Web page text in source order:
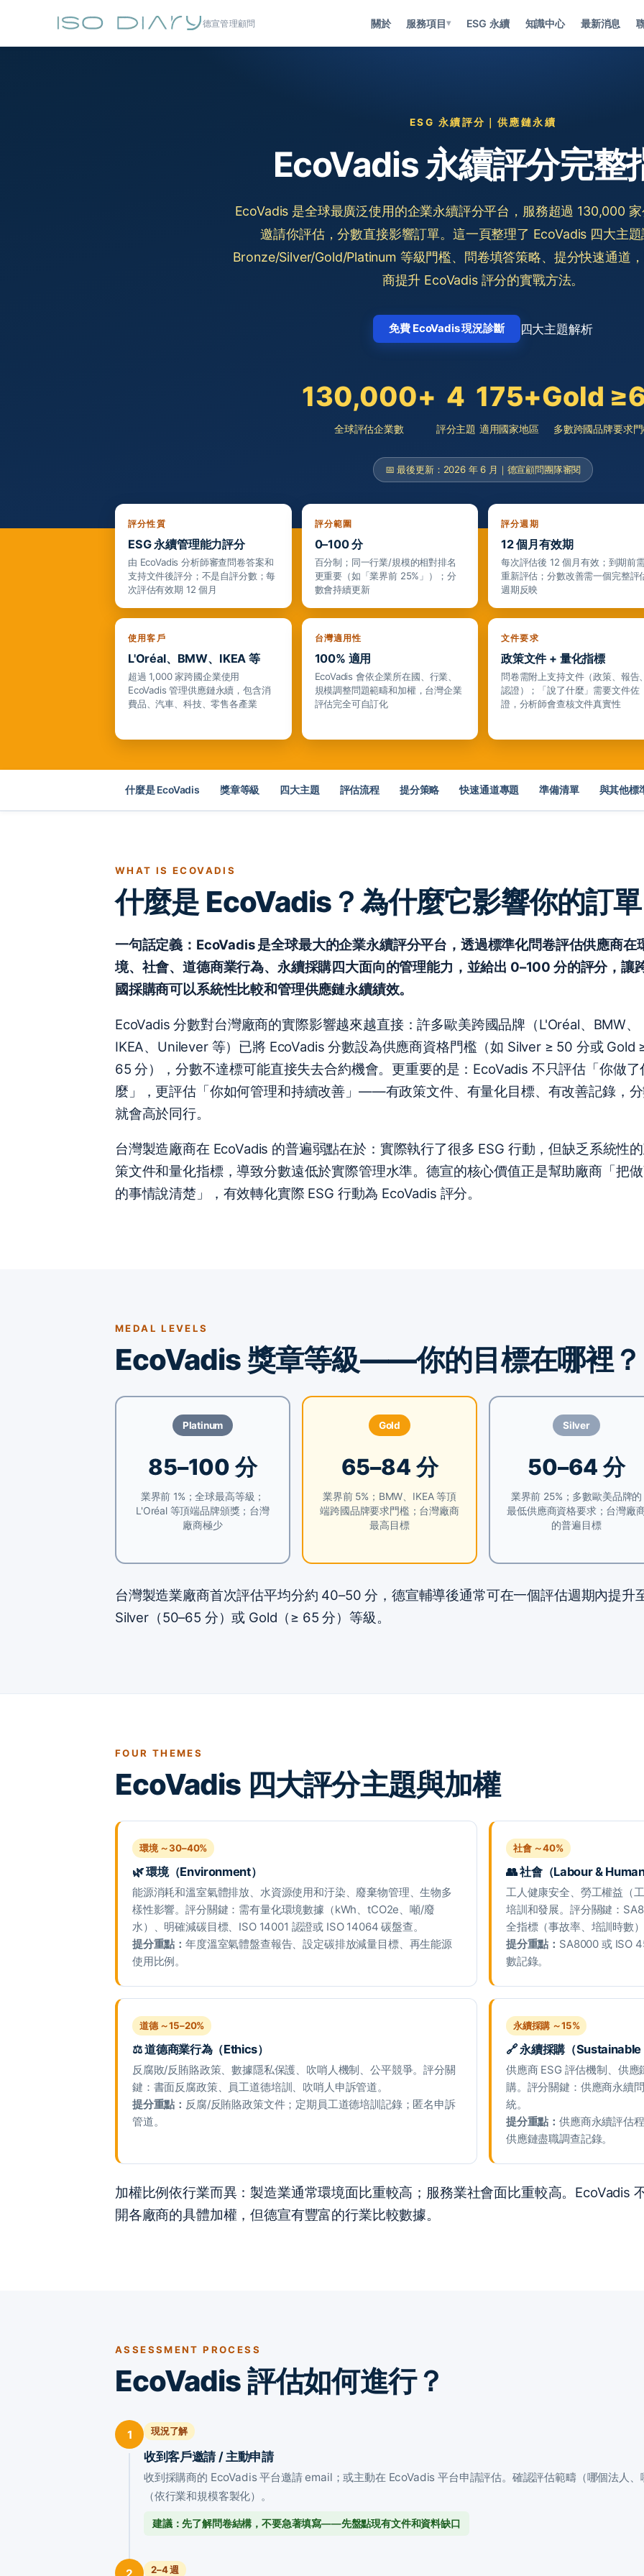
德宣管理顧問 關於 服務項目▾ ESG 永續 知識中心 最新消息
ESG 永續評分｜供應鏈永續
EcoVadis 永續評分完整
EcoVadis 是全球最廣泛使用的企業永續評分平台，服務超過 130,000
邀請你評估，分數直接影響訂單。這一頁整理了 EcoVadis 四大主題
Bronze/Silver/Gold/Platinum 等級門檻、問卷填答策略、提分快速通道
商提升 EcoVadis 評分的實戰方法。
免費 EcoVadis 現況診斷 四大主題解析
130,000+
全球評估企業數
4
評分主題
175+
適用國家地區
Gold
多數跨國品牌要求
📅 最後更新：2026 年 6 月｜德宣顧問團隊審閱
評分性質
ESG 永續管理能力評分
由 EcoVadis 分析師審查問卷答案和
支持文件後評分；不是自評分數；每
次評估有效期 12 個月
評分範圍
0–100 分
百分制；同一行業/規模的相對排名
更重要（如「業界前 25%」）；分
數會持續更新
評分週期
12 個月有效期
每次評估後 12 個月有效；到期前
重新評估；分數改善需一個完整評
週期反映
使用客戶
L'Oréal、BMW、IKEA 等
超過 1,000 家跨國企業使用
EcoVadis 管理供應鏈永續，包含消
費品、汽車、科技、零售各產業
台灣適用性
100% 適用
EcoVadis 會依企業所在國、行業、
規模調整問題範疇和加權，台灣企業
評估完全可自訂化
文件要求
政策文件 + 量化指標
問卷需附上支持文件（政策、報告、
認證）；「說了什麼」需要文件佐
證，分析師會查核文件真實性
什麼是 EcoVadis 獎章等級 四大主題 評估流程 提分策略 快速通道專題 準備清單 與其他標
WHAT IS ECOVADIS
什麼是 EcoVadis？為什麼它影響你的訂單
一句話定義：EcoVadis 是全球最大的企業永續評分平台，透過標準化問卷評估供應商在
境、社會、道德商業行為、永續採購四大面向的管理能力，並給出 0–100 分的評分，讓
國採購商可以系統性比較和管理供應鏈永續績效。
EcoVadis 分數對台灣廠商的實際影響越來越直接：許多歐美跨國品牌（L'Oréal、BMW、
IKEA、Unilever 等）已將 EcoVadis 分數設為供應商資格門檻（如 Silver ≥ 50 分或 Gold
65 分），分數不達標可能直接失去合約機會。更重要的是：EcoVadis 不只評估「你做了
麼」，更評估「你如何管理和持續改善」——有政策文件、有量化目標、有改善記錄，
就會高於同行。
台灣製造廠商在 EcoVadis 的普遍弱點在於：實際執行了很多 ESG 行動，但缺乏系統性
策文件和量化指標，導致分數遠低於實際管理水準。德宣的核心價值正是幫助廠商「把做
的事情說清楚」，有效轉化實際 ESG 行動為 EcoVadis 評分。
MEDAL LEVELS
EcoVadis 獎章等級——你的目標在哪裡？
Platinum
85–100 分
業界前 1%；全球最高等級；
L'Oréal 等頂端品牌頒獎；台灣
廠商極少
Gold
65–84 分
業界前 5%；BMW、IKEA 等頂
端跨國品牌要求門檻；台灣廠商
最高目標
Silver
50–64 分
業界前 25%；多數歐美品牌的
最低供應商資格要求；台灣廠
的普遍目標
台灣製造業廠商首次評估平均分約 40–50 分，德宣輔導後通常可在一個評估週期內提升
Silver（50–65 分）或 Gold（≥ 65 分）等級。
FOUR THEMES
EcoVadis 四大評分主題與加權
環境 ～30–40%
🌿 環境（Environment）
能源消耗和溫室氣體排放、水資源使用和汙染、廢棄物管理、生物多
樣性影響。評分關鍵：需有量化環境數據（kWh、tCO2e、噸/廢
水）、明確減碳目標、ISO 14001 認證或 ISO 14064 碳盤查。
提分重點：年度溫室氣體盤查報告、設定碳排放減量目標、再生能源
使用比例。
社會 ～40%
👥 社會（Labour & Human
工人健康安全、勞工權益（
培訓和發展。評分關鍵：
全指標（事故率、培訓時數
提分重點： SA8000 或 ISO
數記錄。
道德 ～15–20%
⚖️ 道德商業行為（Ethics）
反腐敗/反賄賂政策、數據隱私保護、吹哨人機制、公平競爭。評分關
鍵：書面反腐政策、員工道德培訓、吹哨人申訴管道。
提分重點： 反腐/反賄賂政策文件；定期員工道德培訓記錄；匿名申訴
管道。
永續採購 ～15%
🔗 永續採購（
供應商 ESG 評估機制、供
購。評分關鍵：供應商永續
統。
提分重點：供應商永續評估
供應鏈盡職調查記錄。
加權比例依行業而異：製造業通常環境面比重較高；服務業社會面比重較高。EcoVadis
開各廠商的具體加權，但德宣有豐富的行業比較數據。
ASSESSMENT PROCESS
EcoVadis 評估如何進行？
1 現況了解
收到客戶邀請 / 主動申請
收到採購商的 EcoVadis 平台邀請 email；或主動在 EcoVadis 平台申請評估。確認評估範疇（哪個法人
（依行業和規模客製化）。
建議：先了解問卷結構，不要急著填寫——先盤點現有文件和資料缺口
2 2–4 週